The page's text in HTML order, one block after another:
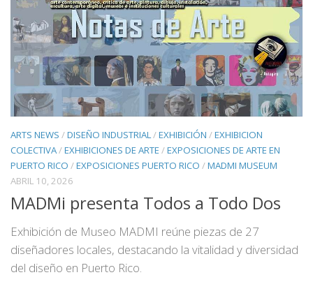
ARTS NEWS /DISEÑO INDUSTRIAL /EXHIBICIÓN /EXHIBICION
COLECTIVA /EXHIBICIONES DE ARTE /EXPOSICIONES DE ARTE EN
PUERTO RICO /EXPOSICIONES PUERTO RICO /MADMI MUSEUM
ABRIL 10, 2026
MADMi presenta Todos a Todo Dos
Exhibición de Museo MADMI reúne piezas de 27
diseñadores locales, destacando la vitalidad y diversidad
del diseño en Puerto Rico.